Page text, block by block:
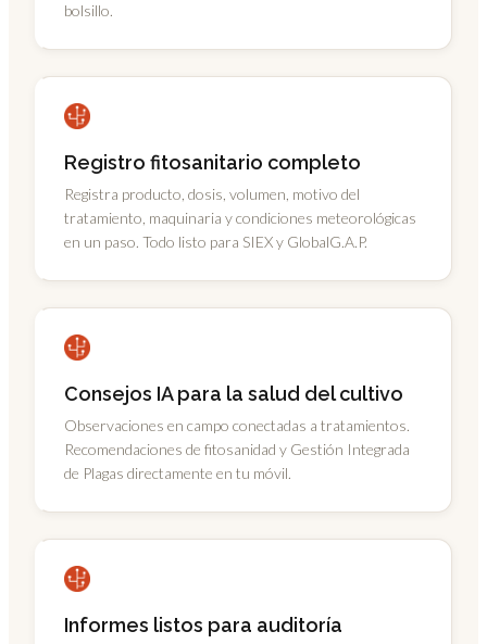
bolsillo.
Registro fitosanitario completo
Registra producto, dosis, volumen, motivo del
tratamiento, maquinaria y condiciones meteorológicas
en un paso. Todo listo para SIEX y GlobalG.A.P.
Consejos IA para la salud del cultivo
Observaciones en campo conectadas a tratamientos.
Recomendaciones de fitosanidad y Gestión Integrada
de Plagas directamente en tu móvil.
Informes listos para auditoría